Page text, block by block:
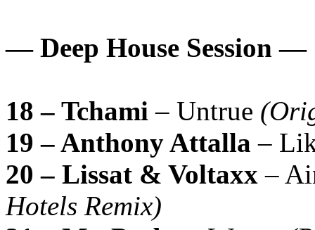
— Deep House Session —
18 – Tchami – Untrue
19 – Anthony Attalla –
20 – Lissat & Voltaxx –
Hotels Remix)